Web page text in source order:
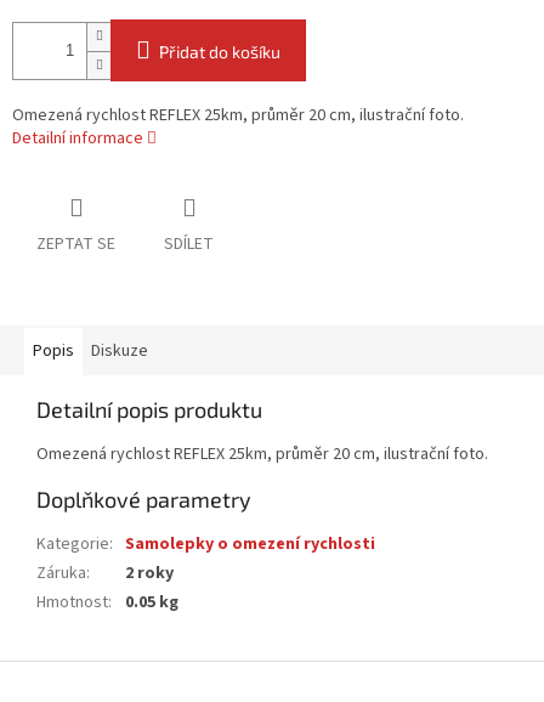
Přidat do košíku
Omezená rychlost REFLEX 25km, průměr 20 cm, ilustrační foto.
Detailní informace
ZEPTAT SE SDÍLET
Popis Diskuze
Detailní popis produktu
Omezená rychlost REFLEX 25km, průměr 20 cm, ilustrační foto.
Doplňkové parametry
Kategorie: Samolepky o omezení rychlosti
Záruka:
2 roky
Hmotnost: 0.05 kg